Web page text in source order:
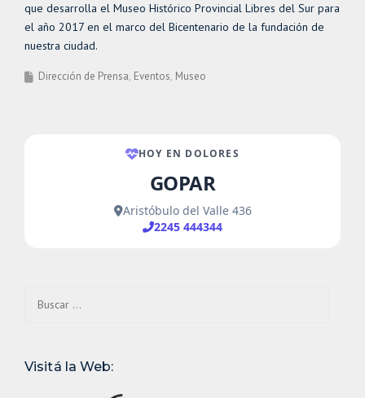
que desarrolla el Museo Histórico Provincial Libres del Sur para
el año 2017 en el marco del Bicentenario de la fundación de
nuestra ciudad.
Dirección de Prensa Eventos Museo
Visitá la Web: